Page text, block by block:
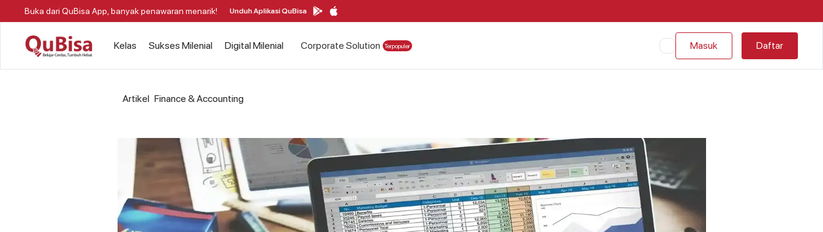
Buka dari QuBisa App, banyak penawaran menarik! Unduh Aplikasi QuBisa
Kelas Sukses Milenial Digital Milenial Corporate Solution Terpopuler Masuk Daftar
Artikel Finance & Accounting